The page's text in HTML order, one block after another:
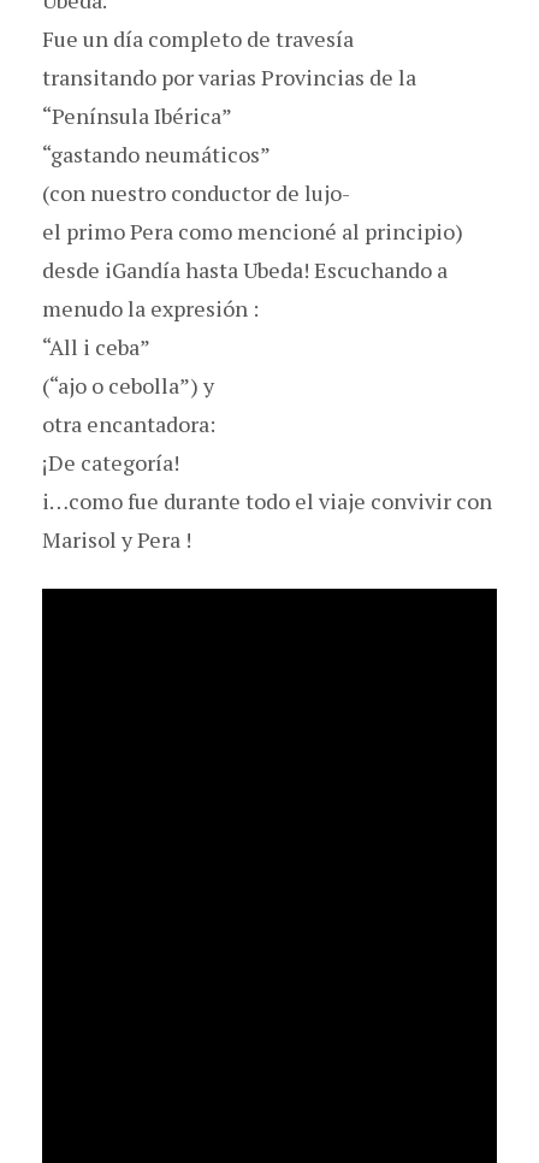
Fue un día completo de travesía
transitando por varias Provincias de la
“Península Ibérica”
“gastando neumáticos”
(con nuestro conductor de lujo-
el primo Pera como mencioné al principio)
desde iGandía hasta Ubeda! Escuchando a
menudo la expresión :
“All i ceba”
(“ajo o cebolla”) y
otra encantadora:
¡De categoría!
i…como fue durante todo el viaje convivir con
Marisol y Pera !